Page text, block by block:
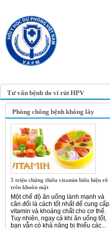
Tư vấn bệnh do vi rút HPV
Phòng chống bệnh không lây
5 triệu chứng thiếu vitamin biểu hiện rõ
trên khuôn mặt
Một chế độ ăn uống lành mạnh và
cân đối là cách tốt nhất để cung cấp
vitamin và khoáng chất cho cơ thể.
Tuy nhiên, ngay cả khi ăn uống tốt,
bạn vẫn có khả năng bị thiếu các...